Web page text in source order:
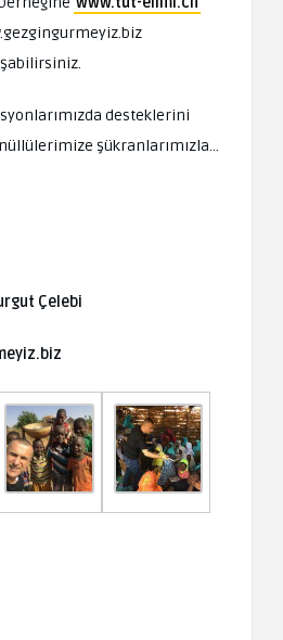
desteklerini
şükranlarımızla…
Çelebi